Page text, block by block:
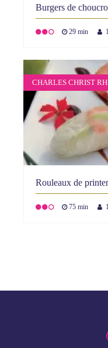
Burgers de
29 min
CHARLES CHRIST
Rouleaux de
75 min